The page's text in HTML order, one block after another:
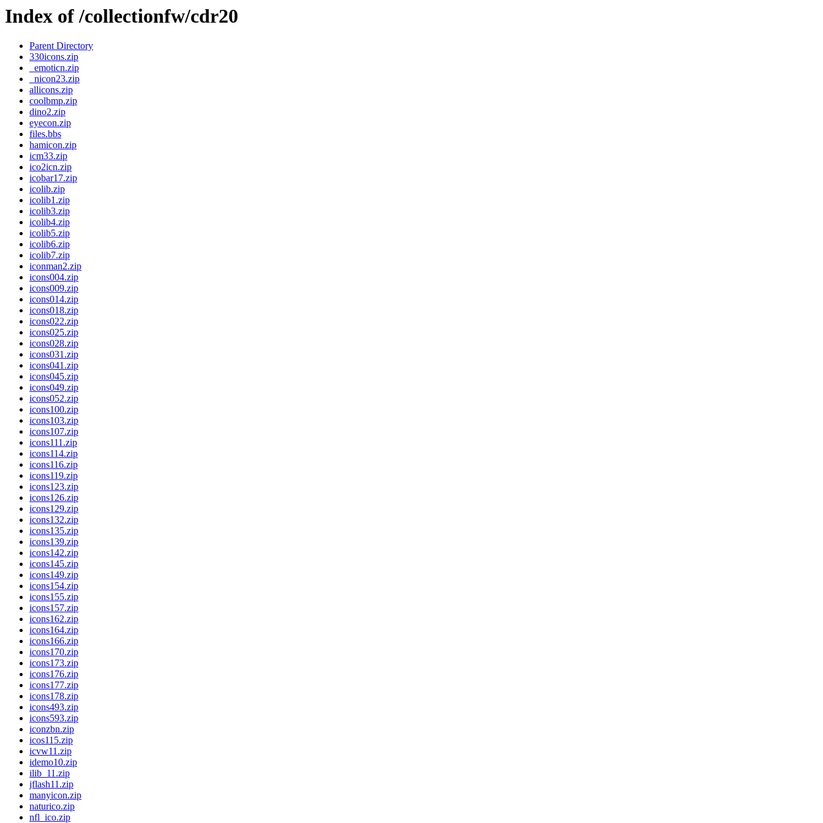
Index of /collectionfw/cdr20
Parent Directory
330icons.zip
_emoticn.zip
_nicon23.zip
allicons.zip
coolbmp.zip
dino2.zip
eyecon.zip
files.bbs
hamicon.zip
icm33.zip
ico2icn.zip
icobar17.zip
icolib.zip
icolib1.zip
icolib3.zip
icolib4.zip
icolib5.zip
icolib6.zip
icolib7.zip
iconman2.zip
icons004.zip
icons009.zip
icons014.zip
icons018.zip
icons022.zip
icons025.zip
icons028.zip
icons031.zip
icons041.zip
icons045.zip
icons049.zip
icons052.zip
icons100.zip
icons103.zip
icons107.zip
icons111.zip
icons114.zip
icons116.zip
icons119.zip
icons123.zip
icons126.zip
icons129.zip
icons132.zip
icons135.zip
icons139.zip
icons142.zip
icons145.zip
icons149.zip
icons154.zip
icons155.zip
icons157.zip
icons162.zip
icons164.zip
icons166.zip
icons170.zip
icons173.zip
icons176.zip
icons177.zip
icons178.zip
icons493.zip
icons593.zip
iconzbn.zip
icos115.zip
icvw11.zip
idemo10.zip
ilib_11.zip
jflash11.zip
manyicon.zip
naturico.zip
nfl_ico.zip